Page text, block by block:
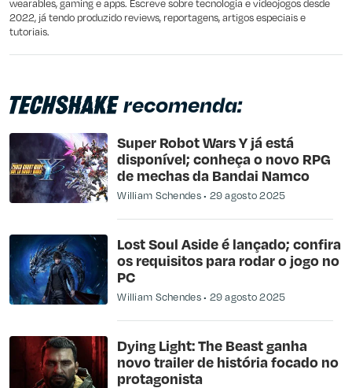
wearables, gaming e apps. Escreve sobre tecnologia e videojogos desde
2022, já tendo produzido reviews, reportagens, artigos especiais e
tutoriais.
recomenda:
Super Robot Wars Y já está
disponível; conheça o novo RPG
de mechas da Bandai Namco
William Schendes 29 agosto 2025
Lost Soul Aside é lançado; confira
os requisitos para rodar o jogo no
PC
William Schendes 29 agosto 2025
Dying Light: The Beast ganha
novo trailer de história focado no
protagonista